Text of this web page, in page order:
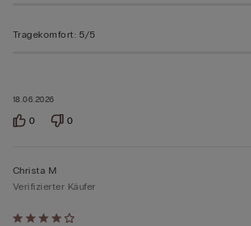
18.06.2026
Tragekomfort: 5/5
0 0
Mit
Christa M
Verifizierter Käufer